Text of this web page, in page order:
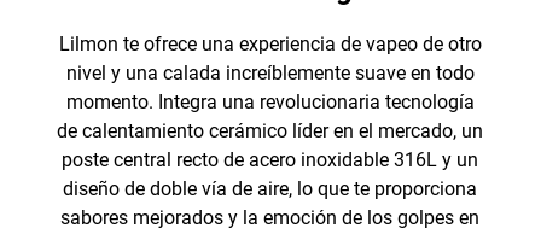
Lilmon te ofrece una experiencia de vapeo de otro
nivel y una calada increíblemente suave en todo
momento. Integra una revolucionaria tecnología
de calentamiento cerámico líder en el mercado, un
poste central recto de acero inoxidable 316L y un
diseño de doble vía de aire, lo que te proporciona
sabores mejorados y la emoción de los golpes en